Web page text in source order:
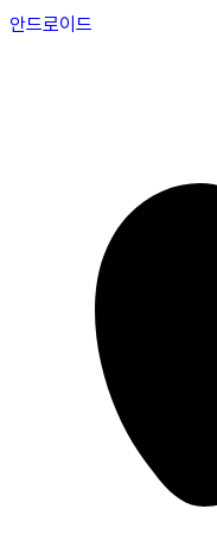
안드로이드